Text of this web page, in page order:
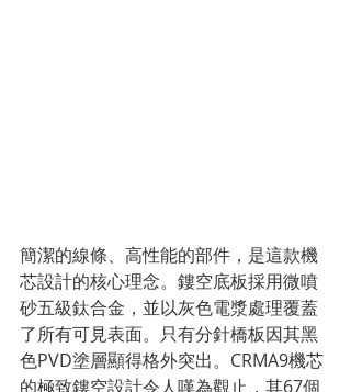
簡潔的線條、高性能的部件，是這款機
芯設計的核心理念。鏤空底板採用微噴
砂五級鈦合金，並以灰色電漿處理覆蓋
了所有可見表面。只有分針橋板因其黑
色PVD塗層顯得格外突出。CRMA9機芯
的極致鏤空設計令人嘆為觀止，其67個